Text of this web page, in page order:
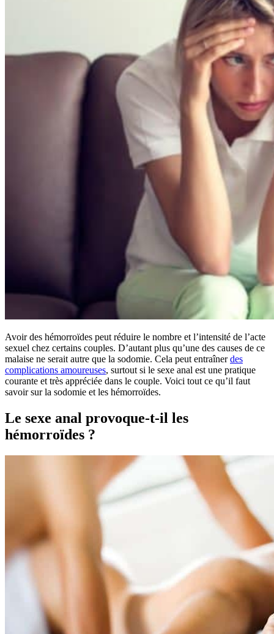
Avoir des hémorroïdes peut réduire le nombre et l’intensité de l’acte
sexuel chez certains couples. D’autant plus qu’une des causes de ce
malaise ne serait autre que la sodomie. Cela peut entraînerdes
complications amoureuses, surtout si le sexe anal est une pratique
courante et très appréciée dans le couple. Voici tout ce qu’il faut
savoir sur la sodomie et les hémorroïdes.
Le sexe anal provoque-t-il les
hémorroïdes ?